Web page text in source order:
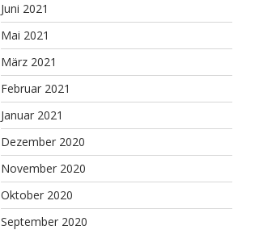
Juni 2021
Mai 2021
März 2021
Februar 2021
Januar 2021
Dezember 2020
November 2020
Oktober 2020
September 2020